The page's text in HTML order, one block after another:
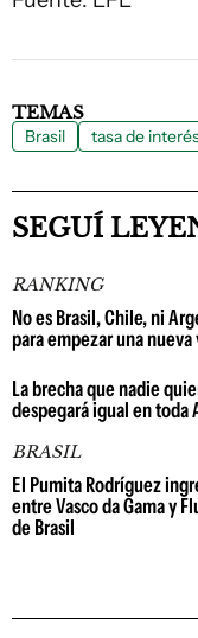
TEMAS
Brasil tasa de
SEGUÍ
RANKING
No es Brasil, Chile, ni
para empezar una nueva
La brecha que nadie
despegará igual en toda
BRASIL
El Pumita Rodríguez
entre Vasco da Gama y
de Brasil